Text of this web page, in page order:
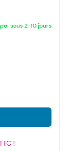
sous 2-10 jours
!